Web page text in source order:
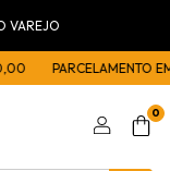
VAREJO
PARCELAMENTO EM
0